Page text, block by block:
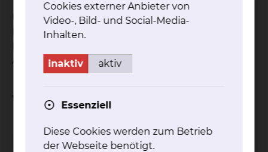
Unsere ehrenamtlich tätigen Grünen Damen und
Herren stehen unseren Patientinnen und
Aufenthalt bei uns zu erleichtern.
Weitere Informationen
Besuchsservice
Cookies externer Anbieter von
Video-, Bild- und Social-Media-
Inhalten.
inaktiv aktiv
Essenziell
Diese Cookies werden zum Betrieb
der Webseite benötigt.